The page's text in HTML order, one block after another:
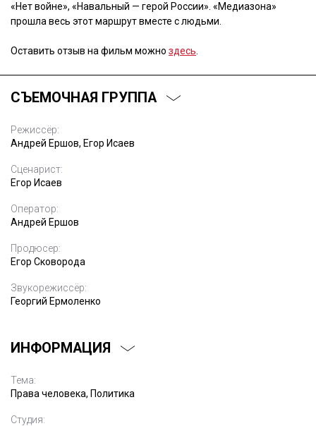
«Нет войне», «Навальный — герой России». «Медиазона»
прошла весь этот маршрут вместе с людьми.
Оставить отзыв на фильм можно здесь
СЪЕМОЧНАЯ ГРУППА
Режиссёр:
Андрей Ершов, Егор Исаев
Сценарист:
Егор Исаев
Оператор:
Андрей Ершов
Продюсер:
Егор Сковорода
Звукорежиссёр:
Георгий Ермоленко
ИНФОРМАЦИЯ
Тема:
Права человека, Политика
Студия: